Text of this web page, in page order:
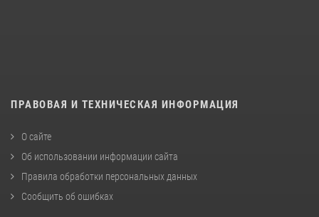
ПРАВОВАЯ И ТЕХНИЧЕСКАЯ ИНФОРМАЦИЯ
О сайте
Об использовании информации сайта
Правила обработки персональных данных
Сообщить об ошибках